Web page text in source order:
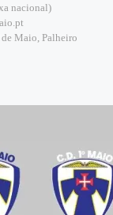
nacional)
Maio, Palheiro